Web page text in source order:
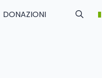
DONAZIONI